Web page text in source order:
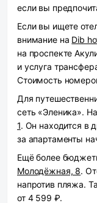
если вы
Если вы ищете
внимание на Dib
на проспекте
и услуга
Стоимость
Для
сеть «Эленика».
1. Он находится в
за апартаменты
Ещё более
Молодёжная, 8.
напротив пляжа.
от 4 599 ₽.